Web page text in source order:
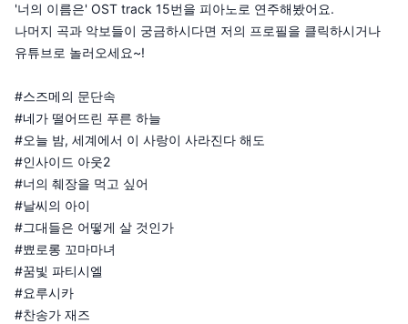
'너의 이름은' OST track 15번을 피아노로 연주해봤어요.
나머지 곡과 악보들이 궁금하시다면 저의 프로필을 클릭하시거나
유튜브로 놀러오세요~!
#스즈메의 문단속
#네가 떨어뜨린 푸른 하늘
#오늘 밤, 세계에서 이 사랑이 사라진다 해도
#인사이드 아웃2
#너의 췌장을 먹고 싶어
#날씨의 아이
#그대들은 어떻게 살 것인가
#뾰로롱 꼬마마녀
#꿈빛 파티시엘
#요루시카
#찬송가 재즈